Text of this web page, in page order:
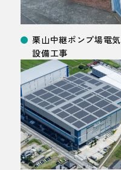
栗山中継ポンプ場電気
設備工事